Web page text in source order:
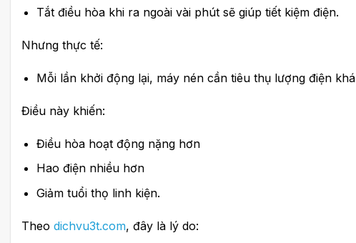
Tắt điều hòa khi ra ngoài vài phút sẽ giúp tiết kiệm điện.
Nhưng thực tế:
Mỗi lần khởi động lại, máy nén cần tiêu thụ lượng điện
Điều này khiến:
Điều hòa hoạt động nặng hơn
Hao điện nhiều hơn
Giảm tuổi thọ linh kiện.
Theo dichvu3t.com, đây là lý do: